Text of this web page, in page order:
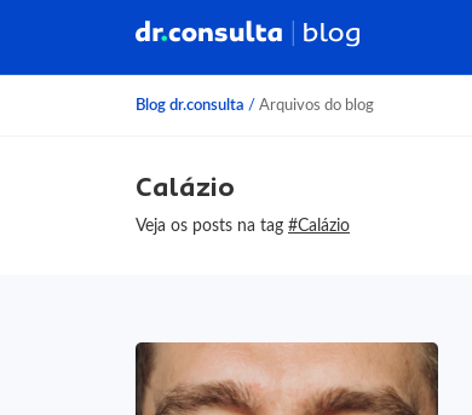
Blog dr.consulta / Arquivos do blog
Calázio
Veja os posts na tag #Calázio